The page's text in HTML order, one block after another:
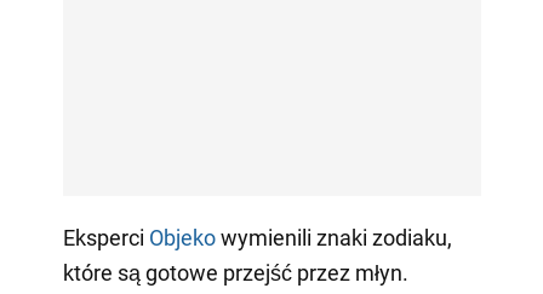
Eksperci Objekowymienili znaki zodiaku,
które są gotowe przejść przez młyn.